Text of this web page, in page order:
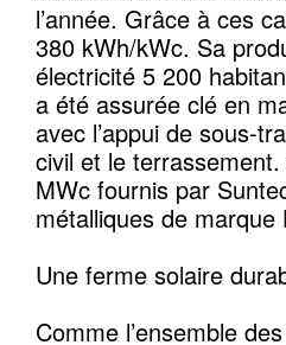
l’année. Grâce à ces
380 kWh/kWc. Sa
électricité 5 200
a été assurée clé en
avec l’appui de sous-
civil et le
MWc fournis par
métalliques de marque
Une ferme solaire
Comme l’ensemble